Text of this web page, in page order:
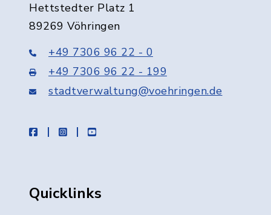
Hettstedter Platz 1
89269 Vöhringen
+49 7306 96 22 - 0
+49 7306 96 22 - 199
stadtverwaltung@voehringen.de
facebookinstagramyoutube
Quicklinks